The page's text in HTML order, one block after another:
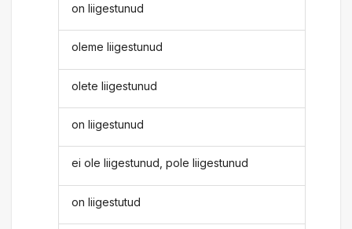
on liigestunud
oleme liigestunud
olete liigestunud
on liigestunud
ei ole liigestunud, pole liigestunud
on liigestutud